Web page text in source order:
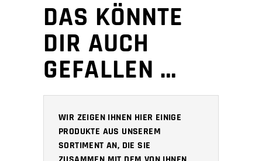
DAS KÖNNTE
DIR AUCH
GEFALLEN …
WIR ZEIGEN IHNEN HIER EINIGE
PRODUKTE AUS UNSEREM
SORTIMENT AN, DIE SIE